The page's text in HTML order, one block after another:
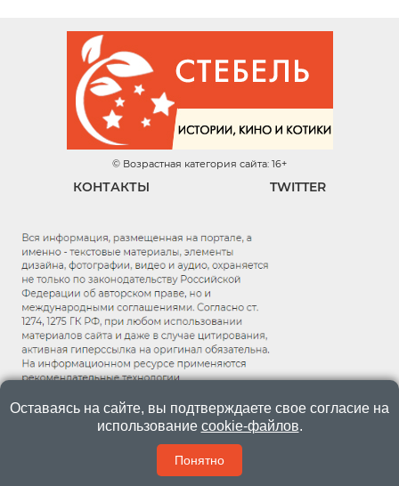
© Возрастная категория сайта: 16+
КОНТАКТЫ TWITTER
Оставаясь на сайте, вы подтверждаете свое согласие на
использование cookie-файлов.
Понятно